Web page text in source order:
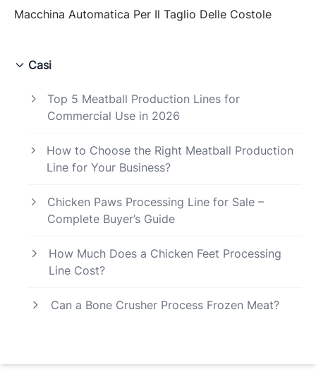
Macchina Automatica Per Il Taglio Delle Costole
Casi
Top 5 Meatball Production Lines for
Commercial Use in 2026
How to Choose the Right Meatball Production
Line for Your Business?
Chicken Paws Processing Line for Sale –
Complete Buyer’s Guide
How Much Does a Chicken Feet Processing
Line Cost?
Can a Bone Crusher Process Frozen Meat?